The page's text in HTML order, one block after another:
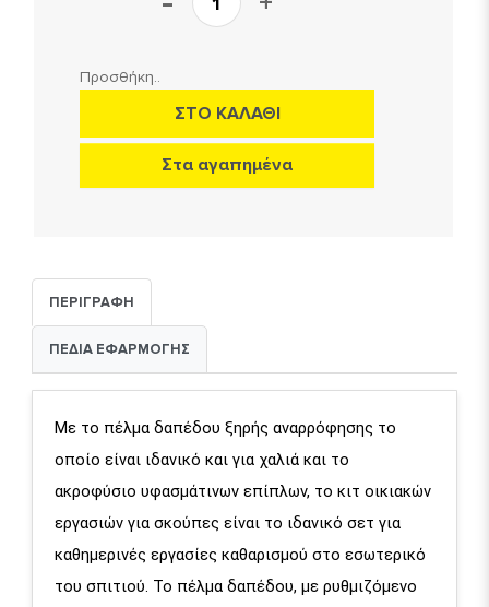
Προσθήκη..
ΣΤΟ ΚΑΛΑΘΙ
Στα αγαπημένα
ΠΕΡΙΓΡΑΦΗ
ΠΕΔΙΑ ΕΦΑΡΜΟΓΗΣ
Με το πέλμα δαπέδου ξηρής αναρρόφησης το
οποίο είναι ιδανικό και για χαλιά και το
ακροφύσιο υφασμάτινων επίπλων, το κιτ οικιακών
εργασιών για σκούπες είναι το ιδανικό σετ για
καθημερινές εργασίες καθαρισμού στο εσωτερικό
του σπιτιού. Το πέλμα δαπέδου, με ρυθμιζόμενο